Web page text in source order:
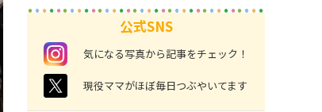
公式SNS
instagram 気になる写真から記事をチェック！
twitter 現役ママがほぼ毎日つぶやいてます